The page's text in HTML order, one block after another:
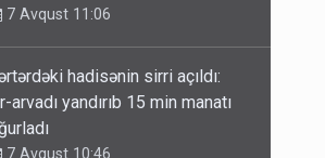
7 Avqust 11:06
hadisənin sirri açıldı:
arvadı yandırıb 15 min manatı
7 Avqust 10:46